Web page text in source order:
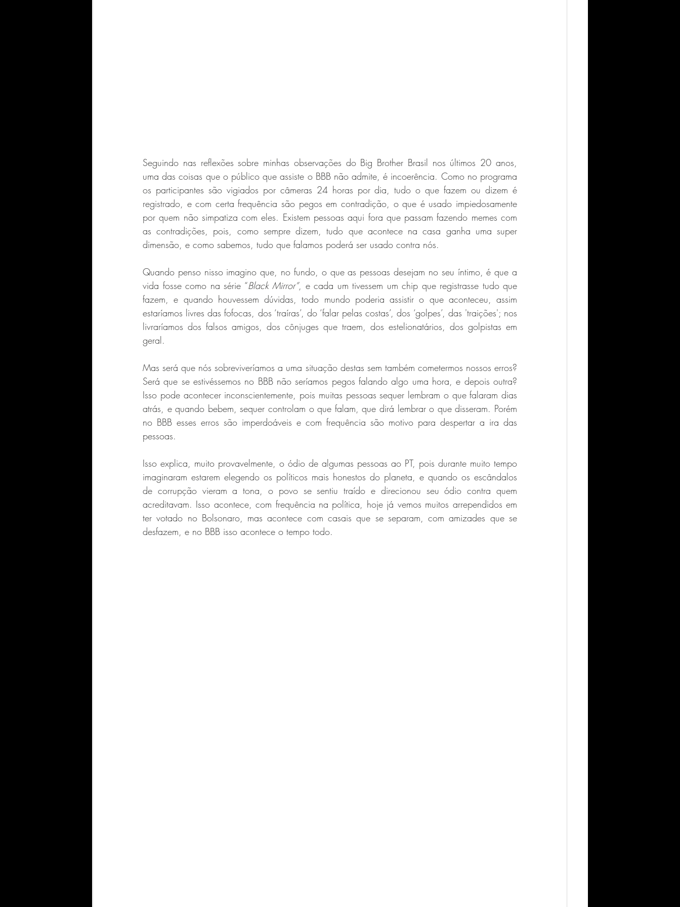
Seguindo nas reflexões sobre minhas observações do Big Brother Brasil nos últimos 20 anos,
uma das coisas que o público que assiste o BBB não admite, é incoerência. Como no programa
os participantes são vigiados por câmeras 24 horas por dia, tudo o que fazem ou dizem é
registrado, e com certa frequência são pegos em contradição, o que é usado impiedosamente
por quem não simpatiza com eles. Existem pessoas aqui fora que passam fazendo memes com
as contradições, pois, como sempre dizem, tudo que acontece na casa ganha uma super
dimensão, e como sabemos, tudo que falamos poderá ser usado contra nós.
Quando penso nisso imagino que, no fundo, o que as pessoas desejam no seu íntimo, é que a
vida fosse como na série “Black Mirror”, e cada um tivessem um chip que registrasse tudo que
fazem, e quando houvessem dúvidas, todo mundo poderia assistir o que aconteceu, assim
estaríamos livres das fofocas, dos ‘traíras’, do ‘falar pelas costas’, dos ‘golpes’, das 'traições'; nos
livraríamos dos falsos amigos, dos cônjuges que traem, dos estelionatários, dos golpistas em
geral.
Mas será que nós sobreviveríamos a uma situação destas sem também cometermos nossos erros?
Será que se estivéssemos no BBB não seríamos pegos falando algo uma hora, e depois outra?
Isso pode acontecer inconscientemente, pois muitas pessoas sequer lembram o que falaram dias
atrás, e quando bebem, sequer controlam o que falam, que dirá lembrar o que disseram. Porém
no BBB esses erros são imperdoáveis e com frequência são motivo para despertar a ira das
pessoas.
Isso explica, muito provavelmente, o ódio de algumas pessoas ao PT, pois durante muito tempo
imaginaram estarem elegendo os políticos mais honestos do planeta, e quando os escândalos
de corrupção vieram a tona, o povo se sentiu traído e direcionou seu ódio contra quem
acreditavam. Isso acontece, com frequência na política, hoje já vemos muitos arrependidos em
ter votado no Bolsonaro, mas acontece com casais que se separam, com amizades que se
desfazem, e no BBB isso acontece o tempo todo.